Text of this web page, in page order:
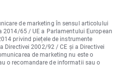
de marketing în sensul articolului
2014/65 / UE a Parlamentului European
privind piețele de instrumente
Directivei 2002/92 / CE și a Directivei
de marketing nu este o
o recomandare de informații sau o